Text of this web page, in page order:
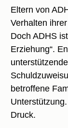
Eltern von
Verhalten
Doch ADHS
Erziehung“.
betroffene
Druck.